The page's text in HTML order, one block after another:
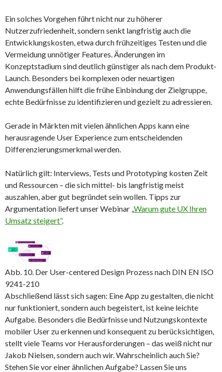
Ein solches Vorgehen führt nicht nur zu höherer
Nutzerzufriedenheit, sondern senkt langfristig auch die
Entwicklungskosten, etwa durch frühzeitiges Testen und die
Vermeidung unnötiger Features. Änderungen im
Konzeptstadium sind deutlich günstiger als nach dem Produkt-
Launch. Besonders bei komplexen oder neuartigen
Anwendungsfällen hilft die frühe Einbindung der Zielgruppe,
echte Bedürfnisse zu identifizieren und gezielt zu adressieren.
Gerade in Märkten mit vielen ähnlichen Apps kann eine
herausragende User Experience zum entscheidenden
Differenzierungsmerkmal werden.
Natürlich gilt: Interviews, Tests und Prototyping kosten Zeit
und Ressourcen – die sich mittel- bis langfristig meist
auszahlen, aber gut begründet sein wollen. Tipps zur
Argumentation liefert unser Webinar „War­um gute UX Ih­ren
Um­satz stei­gert“.
Abb. 10. Der User-centered Design Prozess nach DIN EN ISO
9241-210
Abschließend lässt sich sagen: Eine App zu gestalten, die nicht
nur funktioniert, sondern auch begeistert, ist keine leichte
Aufgabe. Besonders die Bedürfnisse und Nutzungskontexte
mobiler User zu erkennen und konsequent zu berücksichtigen,
stellt viele Teams vor Herausforderungen – das weiß nicht nur
Jakob Nielsen, sondern auch wir. Wahrscheinlich auch Sie?
Stehen Sie vor einer ähnlichen Aufgabe? Lassen Sie uns